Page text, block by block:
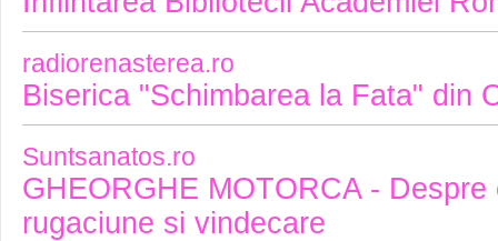
radiorenasterea.ro
Biserica "Schimbarea la Fata" din
Suntsanatos.ro
GHEORGHE MOTORCA - Despre
rugaciune si vindecare